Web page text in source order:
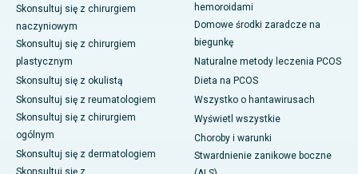
Skonsultuj się z chirurgiem
naczyniowym
Skonsultuj się z chirurgiem
plastycznym
Skonsultuj się z okulistą
Skonsultuj się z reumatologiem
Skonsultuj się z chirurgiem
ogólnym
Skonsultuj się z dermatologiem
hemoroidami
Domowe środki zaradcze na
biegunkę
Naturalne metody leczenia PCOS
Dieta na PCOS
Wszystko o hantawirusach
Wyświetl wszystkie
Choroby i warunki
Stwardnienie zanikowe boczne